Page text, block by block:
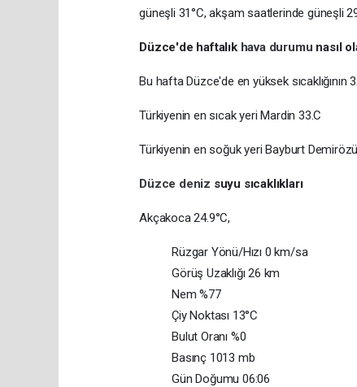
güneşli 31°C, akşam saatlerinde güneşli
Düzce'de haftalık hava durumu nasıl
Bu hafta Düzce'de en yüksek sıcaklığının
Türkiyenin en sıcak yeri Mardin 33.C
Türkiyenin en soğuk yeri Bayburt
Düzce deniz suyu sıcaklıkları
Akçakoca 24.9°C,
Rüzgar Yönü/Hızı 0 km/sa
Görüş Uzaklığı 26 km
Nem %77
Çiy Noktası 13°C
Bulut Oranı %0
Basınç 1013 mb
Gün Doğumu 06:06